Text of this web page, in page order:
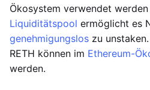
Ökosystem verwendet
Liquiditätspool ermöglicht es
genehmigungslos zu
RETH können im Ethereum-
werden.